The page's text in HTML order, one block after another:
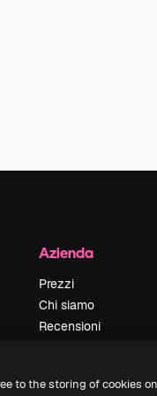
Azienda
Prezzi
Chi siamo
Recensioni
Blog
to the storing of cookies